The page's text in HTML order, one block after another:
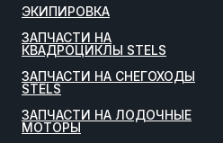
ЭКИПИРОВКА
ЗАПЧАСТИ НА
КВАДРОЦИКЛЫ STELS
ЗАПЧАСТИ НА СНЕГОХОДЫ
STELS
ЗАПЧАСТИ НА ЛОДОЧНЫЕ
МОТОРЫ